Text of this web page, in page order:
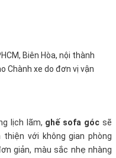
Biên Hòa, nội thành
Chành xe do đơn vị vận
lịch lãm, ghế sofa góc sẽ
với không gian phòng
giản, màu sắc nhẹ nhàng